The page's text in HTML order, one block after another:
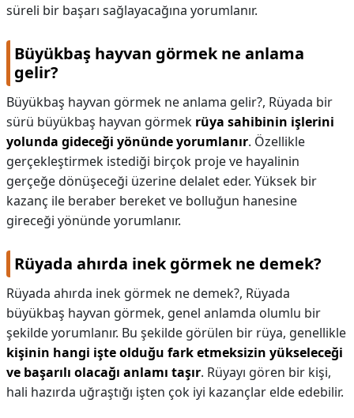
süreli bir başarı sağlayacağına yorumlanır.
Büyükbaş hayvan görmek ne anlama
gelir?
Büyükbaş hayvan görmek ne anlama gelir?, Rüyada bir
sürü büyükbaş hayvan görmek rüya sahibinin işlerini
yolunda gideceği yönünde yorumlanır. Özellikle
gerçekleştirmek istediği birçok proje ve hayalinin
gerçeğe dönüşeceği üzerine delalet eder. Yüksek bir
kazanç ile beraber bereket ve bolluğun hanesine
gireceği yönünde yorumlanır.
Rüyada ahırda inek görmek ne demek?
Rüyada ahırda inek görmek ne demek?, Rüyada
büyükbaş hayvan görmek, genel anlamda olumlu bir
şekilde yorumlanır. Bu şekilde görülen bir rüya, genellikle
kişinin hangi işte olduğu fark etmeksizin yükseleceği
ve başarılı olacağı anlamı taşır. Rüyayı gören bir kişi,
hali hazırda uğraştığı işten çok iyi kazançlar elde edebilir.